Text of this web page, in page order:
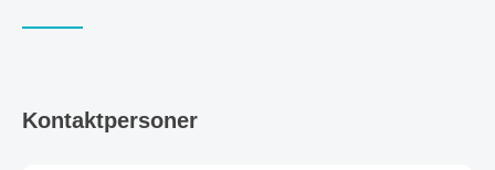
Kontaktpersoner